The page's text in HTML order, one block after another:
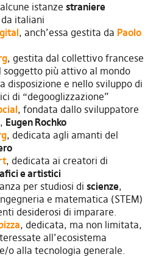
istanze straniere
italiani
, anch’essa gestita da Paolo
, gestita dal collettivo francese
soggetto più attivo al mondo
disposizione e nello sviluppo di
di “degooglizzazione”
, fondata dallo sviluppatore
Eugen Rochko
, dedicata agli amanti del
, dedicata ai creatori di
e artistici
per studiosi di scienze,
e matematica (STEM)
desiderosi di imparare.
, dedicata, ma non limitata,
all’ecosistema
o alla tecnologia generale.